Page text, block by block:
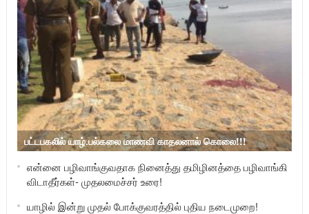
பட்டபகலில் யாழ்.பல்கலை மாணவி காதலனால் கொலை!!!
என்னை பழிவாங்குவதாக நினைத்து தமிழினத்தை பழிவாங்கி
விடாதீர்கள்- முதலமைச்சர் உரை!
யாழில் இன்று முதல் போக்குவரத்தில் புதிய நடைமுறை!